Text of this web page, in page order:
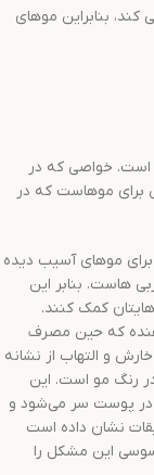
بنابراین موهای
است. خواصی که در
برای موهاست که در
برای موهای آسیب دیده
هاست. بنابر این
کمک کنند.
که حین مصرف
و التهاب از نشانه
رنگ مو است. این
در پوست سر می‌شود و
نشان داده است
این مشکل را